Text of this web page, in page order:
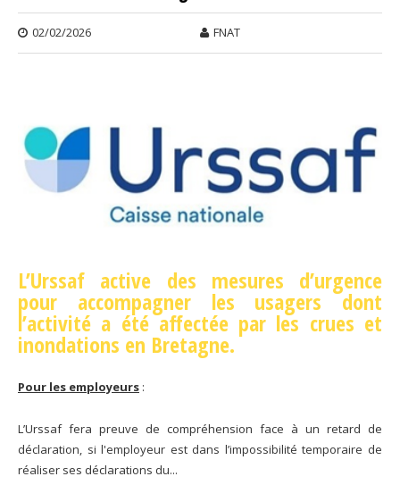
02/02/2026 FNAT
L’Urssaf active des mesures d’urgence
pour accompagner les usagers dont
l’activité a été affectée par les crues et
inondations en Bretagne.
Pour les employeurs :
L’Urssaf fera preuve de compréhension face à un retard de
déclaration, si l'employeur est dans l’impossibilité temporaire de
réaliser ses déclarations du...